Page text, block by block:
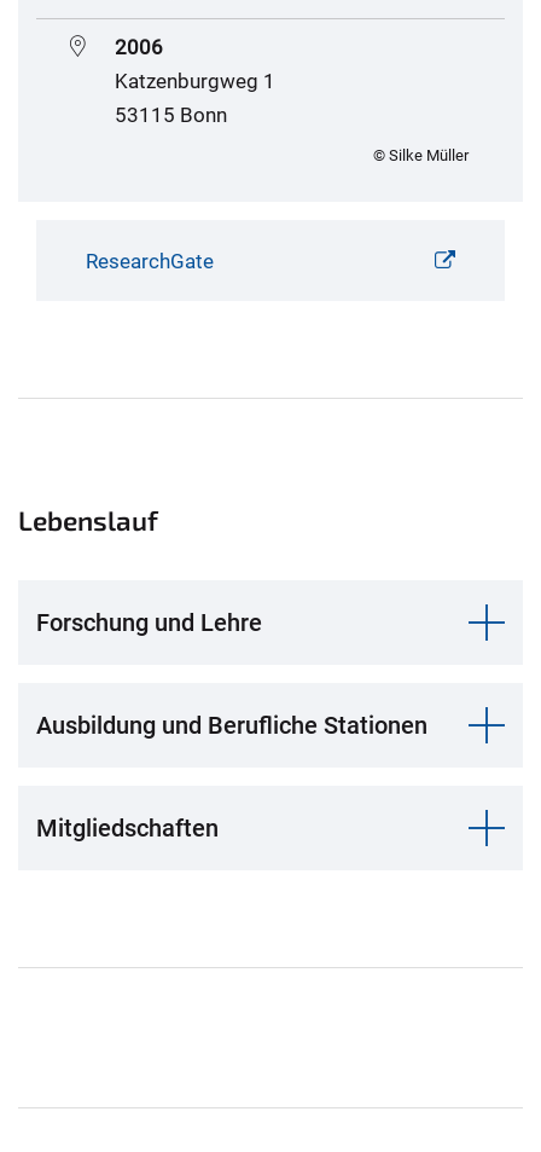
2006
Katzenburgweg 1
53115 Bonn
© Silke Müller
ResearchGate
Lebenslauf
Forschung und Lehre
Ausbildung und Berufliche Stationen
Mitgliedschaften